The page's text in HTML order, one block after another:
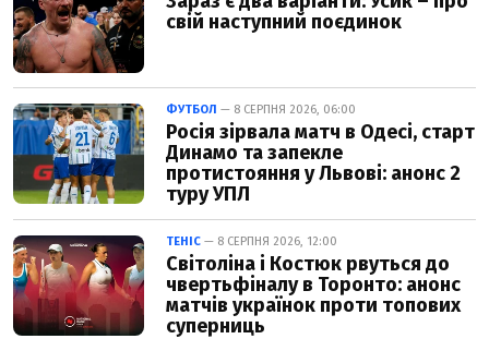
свій наступний поєдинок
ФУТБОЛ — 8 СЕРПНЯ 2026, 06:00
Росія зірвала матч в Одесі, старт
Динамо та запекле
протистояння у Львові: анонс 2
туру УПЛ
ТЕНІС — 8 СЕРПНЯ 2026, 12:00
Світоліна і Костюк рвуться до
чвертьфіналу в Торонто: анонс
матчів українок проти топових
суперниць